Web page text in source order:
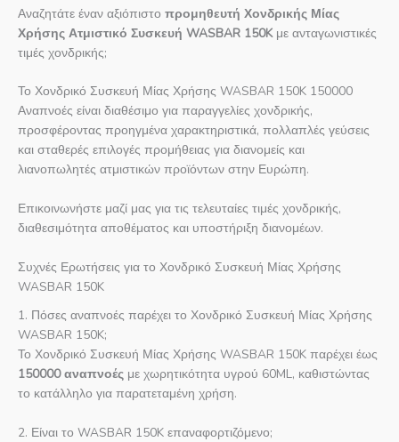
Αναζητάτε έναν αξιόπιστο προμηθευτή Χονδρικής Μίας
Χρήσης Ατμιστικό Συσκευή WASBAR 150Kμε ανταγωνιστικές
τιμές χονδρικής;
Το Χονδρικό Συσκευή Μίας Χρήσης WASBAR 150K 150000
Αναπνοές είναι διαθέσιμο για παραγγελίες χονδρικής,
προσφέροντας προηγμένα χαρακτηριστικά, πολλαπλές γεύσεις
και σταθερές επιλογές προμήθειας για διανομείς και
λιανοπωλητές ατμιστικών προϊόντων στην Ευρώπη.
Επικοινωνήστε μαζί μας για τις τελευταίες τιμές χονδρικής,
διαθεσιμότητα αποθέματος και υποστήριξη διανομέων.
Συχνές Ερωτήσεις για το Χονδρικό Συσκευή Μίας Χρήσης
WASBAR 150K
1. Πόσες αναπνοές παρέχει το Χονδρικό Συσκευή Μίας Χρήσης
WASBAR 150K;
Το Χονδρικό Συσκευή Μίας Χρήσης WASBAR 150K παρέχει έως
150000 αναπνοές με χωρητικότητα υγρού 60ML, καθιστώντας
το κατάλληλο για παρατεταμένη χρήση.
2. Είναι το WASBAR 150K επαναφορτιζόμενο;